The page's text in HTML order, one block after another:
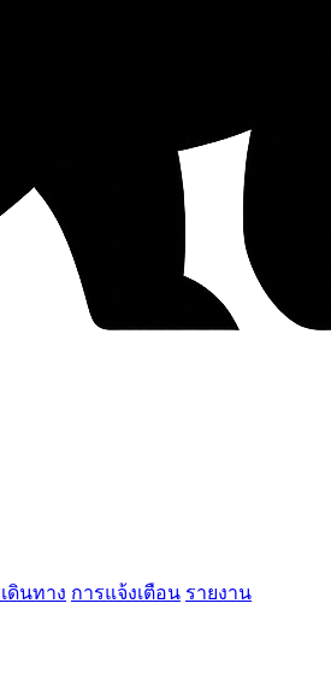
ดินทาง การแจ้งเตือน รายงาน